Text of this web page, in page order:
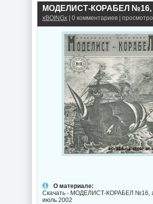
xBOINGx | 0 комментариев |
О материале:
Скачать - МОДЕЛИСТ-КОРАБЕЛ №16,
июль 2002